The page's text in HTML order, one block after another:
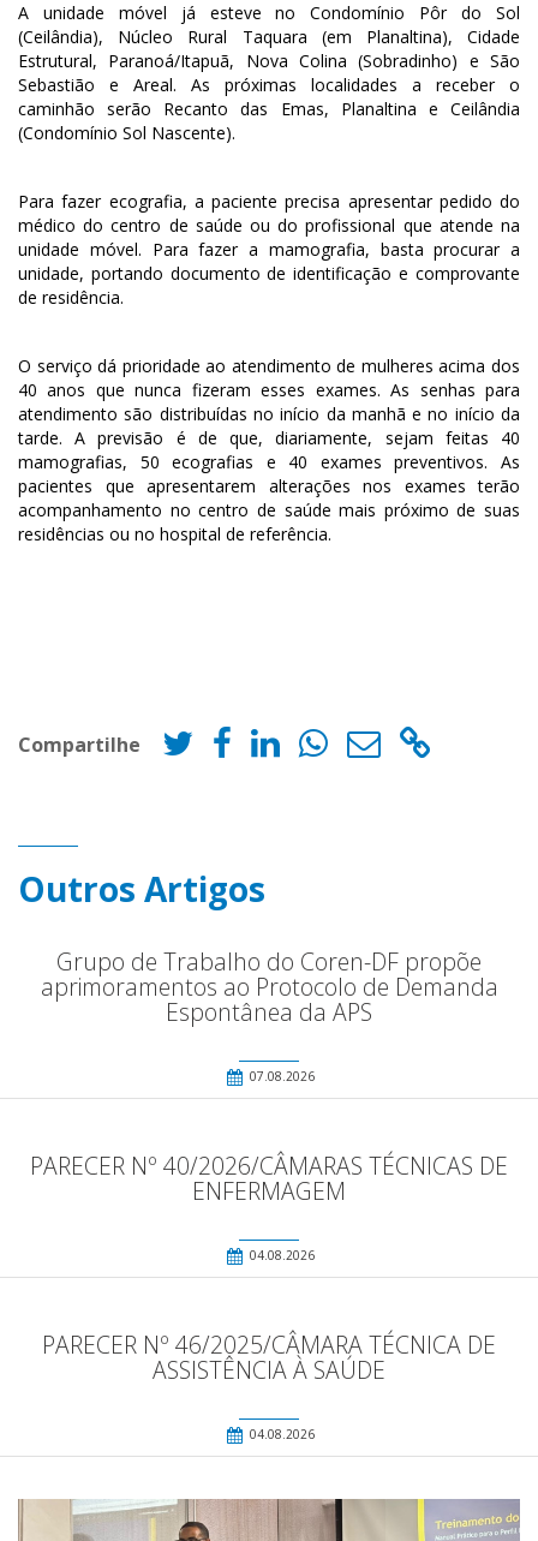
A unidade móvel já esteve no Condomínio Pôr do Sol
(Ceilândia), Núcleo Rural Taquara (em Planaltina), Cidade
Estrutural, Paranoá/Itapuã, Nova Colina (Sobradinho) e São
Sebastião e Areal. As próximas localidades a receber o
caminhão serão Recanto das Emas, Planaltina e Ceilândia
(Condomínio Sol Nascente).
Para fazer ecografia, a paciente precisa apresentar pedido do
médico do centro de saúde ou do profissional que atende na
unidade móvel. Para fazer a mamografia, basta procurar a
unidade, portando documento de identificação e comprovante
de residência.
O serviço dá prioridade ao atendimento de mulheres acima dos
40 anos que nunca fizeram esses exames. As senhas para
atendimento são distribuídas no início da manhã e no início da
tarde. A previsão é de que, diariamente, sejam feitas 40
mamografias, 50 ecografias e 40 exames preventivos. As
pacientes que apresentarem alterações nos exames terão
acompanhamento no centro de saúde mais próximo de suas
residências ou no hospital de referência.
Compartilhe
Outros Artigos
Grupo de Trabalho do Coren-DF propõe
aprimoramentos ao Protocolo de Demanda
Espontânea da APS
07.08.2026
PARECER Nº 40/2026/CÂMARAS TÉCNICAS DE
ENFERMAGEM
04.08.2026
PARECER Nº 46/2025/CÂMARA TÉCNICA DE
ASSISTÊNCIA À SAÚDE
04.08.2026